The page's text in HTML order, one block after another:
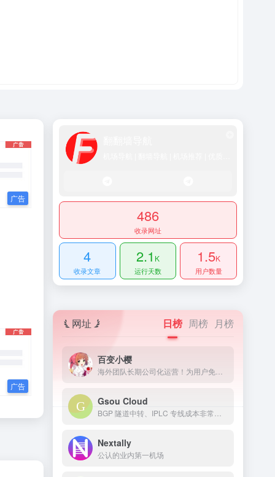
486
收录网址
4
收录文章
2.1 K
运行天数
1.5K
用户数量
网址 日榜 周榜 月榜
百变小樱
Gsou Cloud
Nextally
公认的业内第一机场